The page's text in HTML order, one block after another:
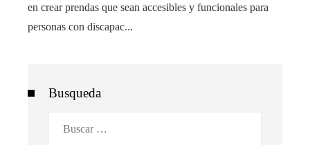
en crear prendas que sean accesibles y funcionales para
personas con discapac...
Busqueda